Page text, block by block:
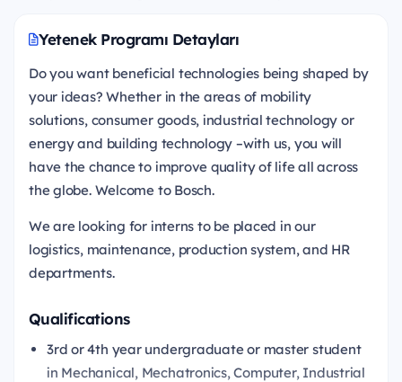
Yetenek Programı Detayları
Do you want beneficial technologies being shaped by
your ideas? Whether in the areas of mobility
solutions, consumer goods, industrial technology or
energy and building technology –with us, you will
have the chance to improve quality of life all across
the globe. Welcome to Bosch.
We are looking for interns to be placed in our
logistics, maintenance, production system, and HR
departments.
Qualifications
3rd or 4th year undergraduate or master student
in Mechanical, Mechatronics, Computer, Industrial